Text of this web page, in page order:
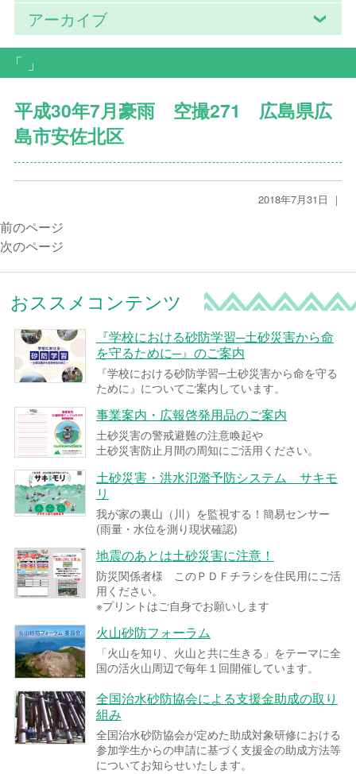
アーカイブ
「 」
平成30年7月豪雨 空撮271 広島県広
島市安佐北区
2018年7月31日 ｜
前のページ
次のページ
おススメコンテンツ
『学校における砂防学習─土砂災害から命
を守るために─』のご案内
『学校における砂防学習─土砂災害から命を守る
ために』についてご案内しています。
事業案内・広報啓発用品のご案内
土砂災害の警戒避難の注意喚起や
土砂災害防止月間の周知にご活用ください。
土砂災害・洪水氾濫予防システム サキモ
リ
我が家の裏山（川）を監視する！簡易センサー
(雨量・水位を測り現状確認)
地震のあとは土砂災害に注意！
防災関係者様 このＰＤＦチラシを住民用にご活
用ください。
※プリントはご自身でお願いします
火山砂防フォーラム
「火山を知り、火山と共に生きる」をテーマに全
国の活火山周辺で毎年１回開催しています。
全国治水砂防協会による支援金助成の取り
組み
全国治水砂防協会が定めた助成対象研修における
参加学生からの申請に基づく支援金の助成方法等
についてお知らせいたします。